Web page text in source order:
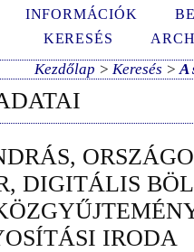
INFORMÁCIÓK
KERESÉS
Kezdőlap >Keresés >A
DIGITÁLIS
IRODA